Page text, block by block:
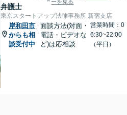
弁護士
ーを見る
東京スタートアップ法律事務所 新宿支店
岸和田市
からも相
談受付中
面談方法(対面・
電話・ビデオな
ど)は応相談
営業時間：0
6:30~22:00
（平日）